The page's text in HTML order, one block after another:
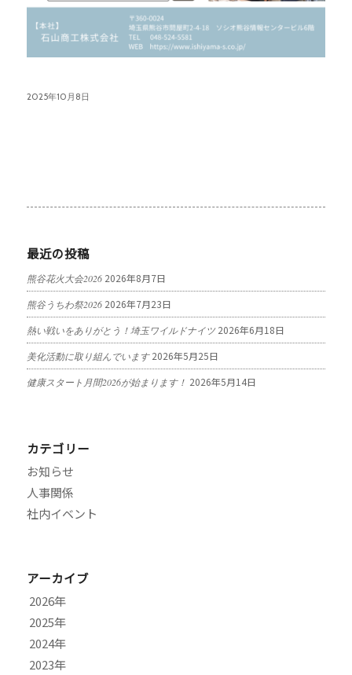
2025年10月8日
最近の投稿
熊谷花火大会2026 2026年8月7日
熊谷うちわ祭2026 2026年7月23日
熱い戦いをありがとう！埼玉ワイルドナイツ 2026年6月18日
美化活動に取り組んでいます 2026年5月25日
健康スタート月間2026が始まります！ 2026年5月14日
カテゴリー
お知らせ
人事関係
社内イベント
アーカイブ
2026
8月
7月
6月
2025
11月
10月
2024
12月
2023